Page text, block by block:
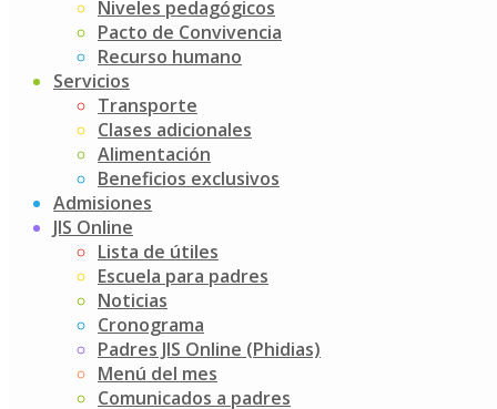
Niveles pedagógicos
Pacto de Convivencia
Recurso humano
Servicios
Transporte
Clases adicionales
Alimentación
Beneficios exclusivos
Admisiones
JIS Online
Lista de útiles
Escuela para padres
Noticias
Cronograma
Padres JIS Online (Phidias)
Menú del mes
Comunicados a padres
Jardín Infantil Stanford0 Comments
¡Los niños del grado K3 del Jardín Infantil Stanford,
vivieron una jornada llena de emoción y diversión al
visitar el Colegio Mayor de los Andes, una de sus
instituciones hermanas!
Recorrieron las instalaciones con curiosidad y alegría,
disfrutando cada momento de esta experiencia única que
les permitió explorar y aprender mientras se divertían.
navigation
¡Felicitaciones pequeños grandes líderes!
¡Izamos el pabellón nacional, rindiendo tributo a la mujer!
Buscar